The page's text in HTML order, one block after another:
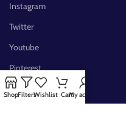
Instagram
Twitter
Youtube
Pinterest
FB Group
ShopFiltersWishlist CartMy account